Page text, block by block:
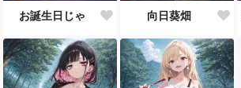
お誕生日じゃ 向日葵畑